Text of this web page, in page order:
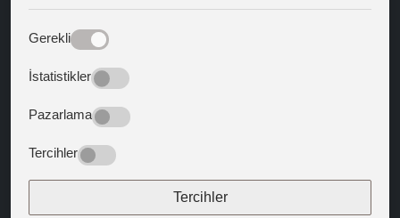
Batıya Yön Veren Metinler
Gerekli
İstatistikler
Pazarlama
Tercihler
Tercihler